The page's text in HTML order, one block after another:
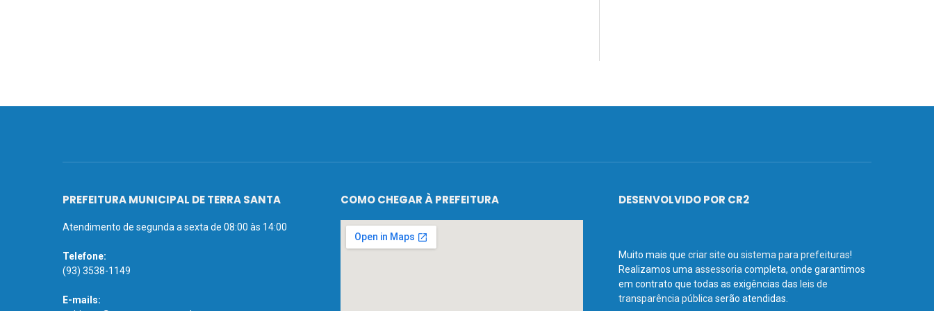
PREFEITURA MUNICIPAL DE TERRA SANTA
Atendimento de segunda a sexta de 08:00 às 14:00
Telefone:
(93) 3538-1149
E-mails:
COMO CHEGAR À PREFEITURA DESENVOLVIDO POR CR2
Muito mais que criar site ou sistema para prefeituras!
Realizamos uma assessoria completa, onde garantimos
em contrato que todas as exigências das leis de
transparência pública serão atendidas.